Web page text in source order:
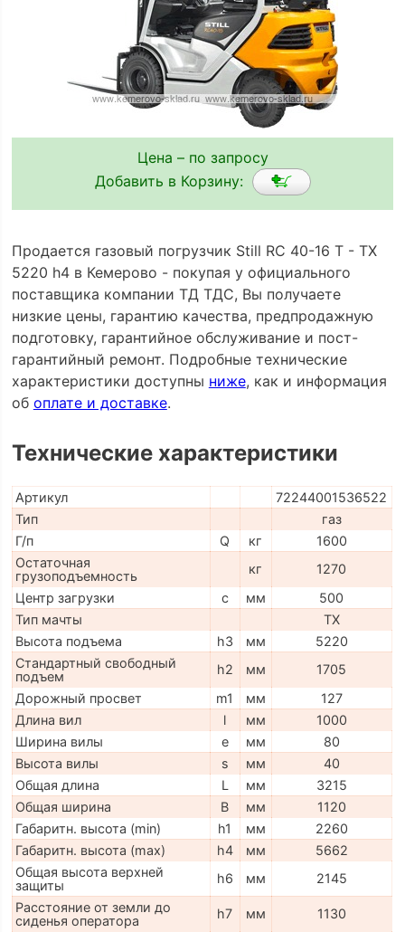
Цена – по запросу
Добавить в Корзину:
Продается газовый погрузчик Still RC 40-16 T - TX
5220 h4 в Кемерово - покупая у официального
поставщика компании ТД ТДС, Вы получаете
низкие цены, гарантию качества, предпродажную
подготовку, гарантийное обслуживание и пост-
гарантийный ремонт. Подробные технические
характеристики доступны ниже, как и информация
об оплате и доставке.
Технические характеристики
Артикул
72244001536522
Тип
газ
Г/п
Q кг
1600
Остаточная
грузоподъемность
кг
1270
Центр загрузки
c мм
500
Тип мачты
TX
Высота подъема
h3 мм
5220
Стандартный свободный
подъем
h2 мм
1705
Дорожный просвет
m1 мм
127
Длина вил
l мм
1000
Ширина вилы
e мм
80
Высота вилы
s мм
40
Общая длина
L мм
3215
Общая ширина
B мм
1120
Габаритн. высота (min)
h1 мм
2260
Габаритн. высота (max)
h4 мм
5662
Общая высота верхней
защиты
h6 мм
2145
Расстояние от земли до
сиденья оператора
h7 мм
1130